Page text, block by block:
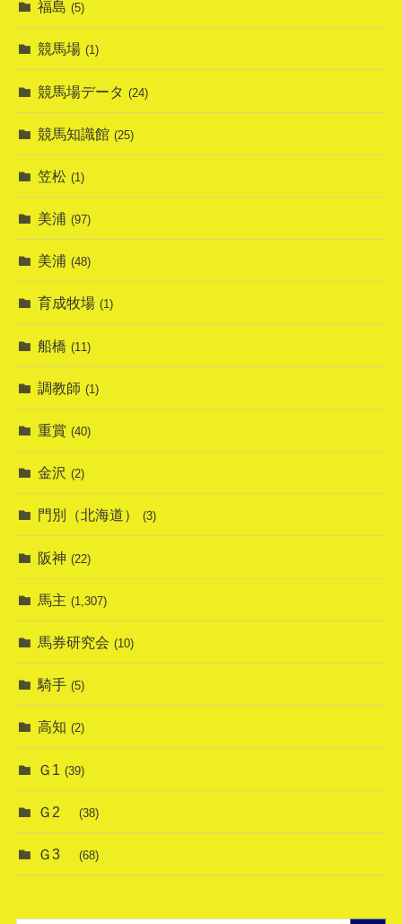
福島 (5)
競馬場 (1)
競馬場データ (24)
競馬知識館 (25)
笠松 (1)
美浦 (97)
美浦 (48)
育成牧場 (1)
船橋 (11)
調教師 (1)
重賞 (40)
金沢 (2)
門別（北海道） (3)
阪神 (22)
馬主 (1,307)
馬券研究会 (10)
騎手 (5)
高知 (2)
Ｇ1 (39)
Ｇ2 (38)
Ｇ3 (68)